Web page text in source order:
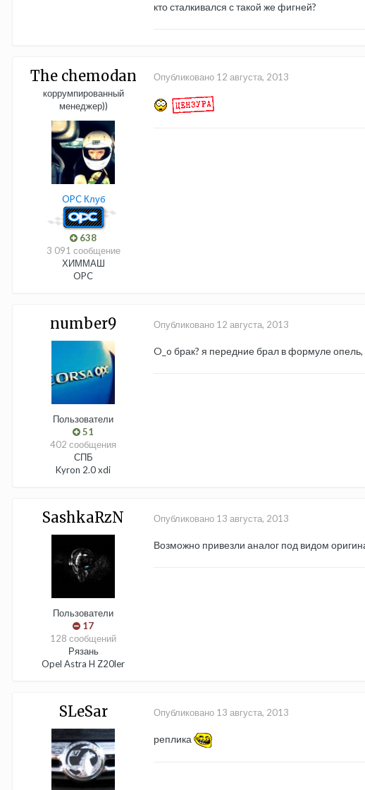
кто сталкивался с такой же фигней?
The chemodan
коррумпированный
менеджер))
OPC Клуб
638
3 091 сообщение
ХИММАШ
OPC
Опубликовано 12 августа, 2013
number9
Пользователи
51
402 сообщения
СПБ
Kyron 2.0 xdi
Опубликовано 12 августа, 2013
O_o брак? я передние брал в формуле
SashkaRzN
Пользователи
17
128 сообщений
Рязань
Opel Astra H Z20ler
Опубликовано 13 августа, 2013
Возможно привезли аналог под видом
SLeSar Опубликовано 13 августа, 2013
реплика